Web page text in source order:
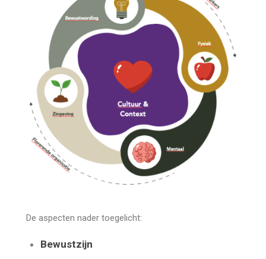
De aspecten nader toegelicht:
Bewustzijn